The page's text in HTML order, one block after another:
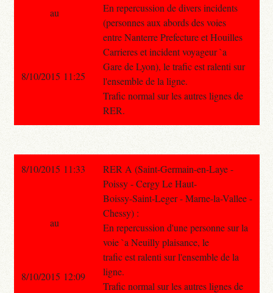
En repercussion de divers incidents
(personnes aux abords des voies
entre Nanterre Prefecture et Houilles
Carrieres et incident voyageur `a
Gare de Lyon), le trafic est ralenti sur
l'ensemble de la ligne.
Trafic normal sur les autres lignes de
RER.
au
8/10/2015 11:25
8/10/2015 11:33
RER A (Saint-Germain-en-Laye -
Poissy - Cergy Le Haut-
Boissy-Saint-Leger - Marne-la-Vallee -
Chessy) :
En repercussion d'une personne sur la
voie `a Neuilly plaisance, le
trafic est ralenti sur l'ensemble de la
ligne.
Trafic normal sur les autres lignes de
au
8/10/2015 12:09